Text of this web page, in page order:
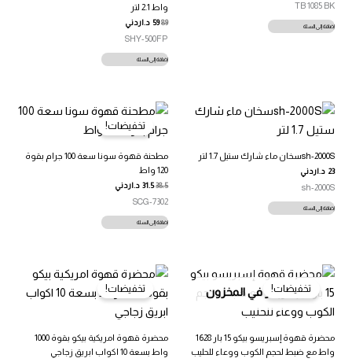
TB 1085 BK
إضافة إلى السلة
واط 2.1 لتر
89السعر
هو:
59 السعر
هو:
د.اردني
SHY-500FP
إضافة إلى السلة
sh-2000Sسخان ماء شارك ستيل 1.7 لتر
23 د.اردني
sh-2000S
إضافة إلى السلة
تخفيضات!
مطحنة قهوة سونا سعة 100 جرام بقوة
120 واط
38.5
31.5 د.اردني
SCG-7302
إضافة إلى السلة
غير متوفر في المخزون
تخفيضات!
محضرة قهوة إسبريسو بيكو 15 بار 1628
واط مع ضبط لحجم الكوب ووعاء للحليب
تخفيضات!
محضرة قهوة امريكية بيكو بقوة 1000
واط بسعة 10 اكواب ابريق زجاجي